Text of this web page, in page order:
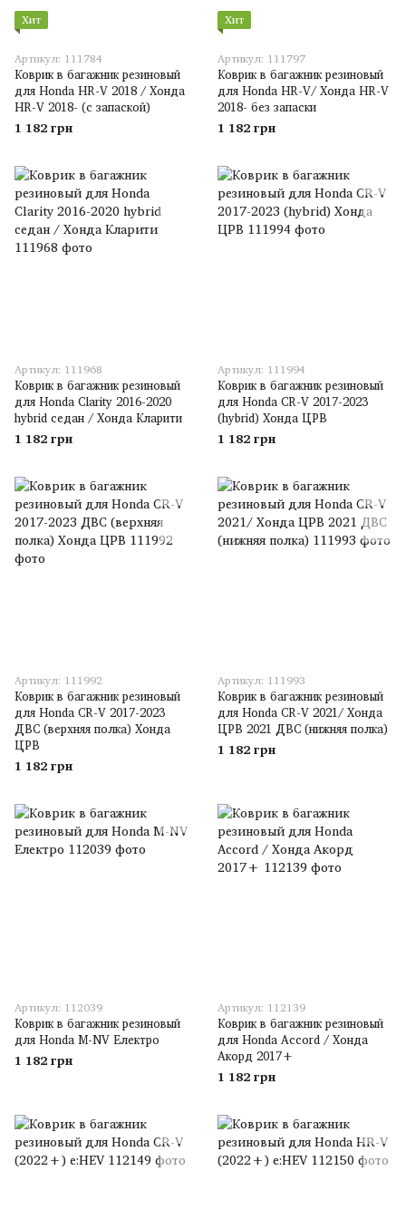
Хит
Артикул: 111784
Коврик в багажник резиновый
для Honda HR-V 2018 / Хонда
HR-V 2018- (с запаской)
1 182 грн
Хит
Артикул: 111797
Коврик в багажник резиновый
для Honda HR-V/ Хонда HR-V
2018- без запаски
1 182 грн
Артикул: 111968
Коврик в багажник резиновый
для Honda Clarity 2016-2020
hybrid седан / Хонда Кларити
1 182 грн
Артикул: 111994
Коврик в багажник резиновый
для Honda CR-V 2017-2023
(hybrid) Хонда ЦРВ
1 182 грн
Артикул: 111992
Коврик в багажник резиновый
для Honda CR-V 2017-2023
ДВС (верхняя полка) Хонда
ЦРВ
1 182 грн
Артикул: 111993
Коврик в багажник резиновый
для Honda CR-V 2021/ Хонда
ЦРВ 2021 ДВС (нижняя полка)
1 182 грн
Артикул: 112039
Коврик в багажник резиновый
для Honda M-NV Електро
1 182 грн
Артикул: 112139
Коврик в багажник резиновый
для Honda Accord / Хонда
Акорд 2017+
1 182 грн